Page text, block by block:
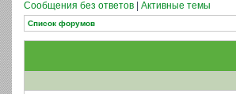
Сообщения без ответов Активные темы
Список форумов